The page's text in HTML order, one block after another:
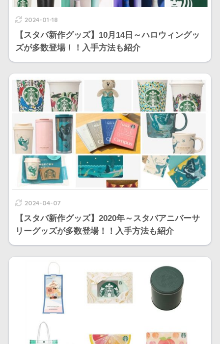
2024-01-18
【スタバ新作グッズ】10月14日～ハロウィングッ
ズが多数登場！！入手方法も紹介
2024-04-07
【スタバ新作グッズ】2020年～スタバアニバーサ
リーグッズが多数登場！！入手方法も紹介